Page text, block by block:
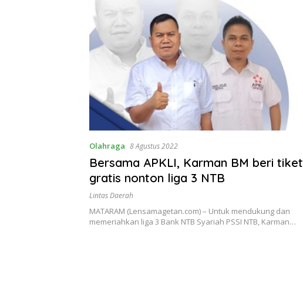
Olahraga 8 Agustus 2022
Bersama APKLI, Karman BM beri tiket
gratis nonton liga 3 NTB
Lintas Daerah
MATARAM (Lensamagetan.com) – Untuk mendukung dan
memeriahkan liga 3 Bank NTB Syariah PSSI NTB, Karman…